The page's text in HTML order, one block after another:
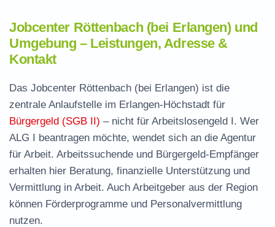
Jobcenter Röttenbach (bei Erlangen) und
Umgebung – Leistungen, Adresse &
Kontakt
Das Jobcenter Röttenbach (bei Erlangen) ist die
zentrale Anlaufstelle im Erlangen-Höchstadt für
Bürgergeld (SGB II) – nicht für Arbeitslosengeld I. Wer
ALG I beantragen möchte, wendet sich an die Agentur
für Arbeit. Arbeitssuchende und Bürgergeld-Empfänger
erhalten hier Beratung, finanzielle Unterstützung und
Vermittlung in Arbeit. Auch Arbeitgeber aus der Region
können Förderprogramme und Personalvermittlung
nutzen.